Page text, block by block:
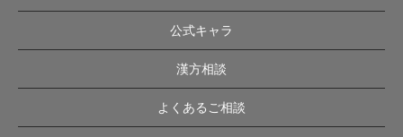
公式キャラ
漢方相談
よくあるご相談